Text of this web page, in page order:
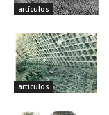
artículos
artículos